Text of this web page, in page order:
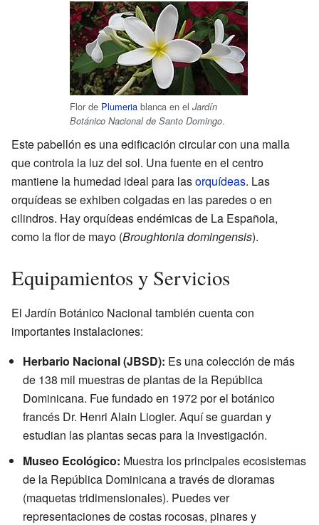
Flor de Plumeria blanca en el Jardín
Botánico Nacional de Santo Domingo.
Este pabellón es una edificación circular con una malla
que controla la luz del sol. Una fuente en el centro
mantiene la humedad ideal para lasorquídeas. Las
orquídeas se exhiben colgadas en las paredes o en
cilindros. Hay orquídeas endémicas de La Española,
como la flor de mayo (Broughtonia domingensis).
Equipamientos y Servicios
El Jardín Botánico Nacional también cuenta con
importantes instalaciones:
Herbario Nacional (JBSD): Es una colección de más
de 138 mil muestras de plantas de la República
Dominicana. Fue fundado en 1972 por el botánico
francés Dr. Henri Alain Liogier. Aquí se guardan y
estudian las plantas secas para la investigación.
Museo Ecológico: Muestra los principales ecosistemas
de la República Dominicana a través de dioramas
(maquetas tridimensionales). Puedes ver
representaciones de costas rocosas, pinares y